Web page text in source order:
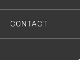
CONTACT